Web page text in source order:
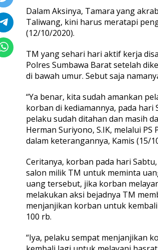
Dalam Aksinya, Tamara yang
Taliwang, kini harus meratapi
(12/10/2020).
TM yang sehari hari aktif kerja
Polres Sumbawa Barat setelah
di bawah umur. Sebut saja
“Ya benar, kita sudah amankan
korban di kediamannya, pada hari
pelaku sudah ditahan dan masih
Herman Suriyono, S.IK, melalui
dalam keterangannya, Kamis (15/
Ceritanya, korban pada hari
salon milik TM untuk meminta
uang tersebut, jika korban
melakukan aksi bejadnya TM
menjanjikan korban untuk
100 rb.
“Iya, pelaku sempat menjanjikan